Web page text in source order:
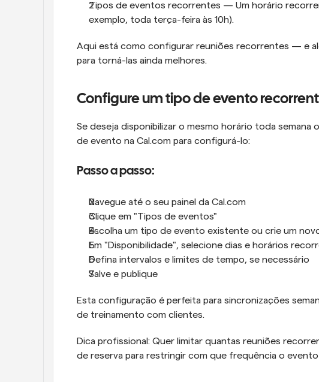
Tipos de eventos recorrentes — Um horário
exemplo, toda terça-feira às 10h).
Aqui está como configurar reuniões recorrentes — e
para torná-las ainda melhores.
Configure um tipo de evento
Se deseja disponibilizar o mesmo horário toda semana
de evento na Cal.com para configurá-lo:
Passo a passo:
Navegue até o seu painel da Cal.com
Clique em "Tipos de eventos"
Escolha um tipo de evento existente ou crie um
Em "Disponibilidade", selecione dias e horários
Defina intervalos e limites de tempo, se necessário
Salve e publique
Esta configuração é perfeita para sincronizações
de treinamento com clientes.
Dica profissional: Quer limitar quantas reuniões
de reserva para restringir com que frequência o